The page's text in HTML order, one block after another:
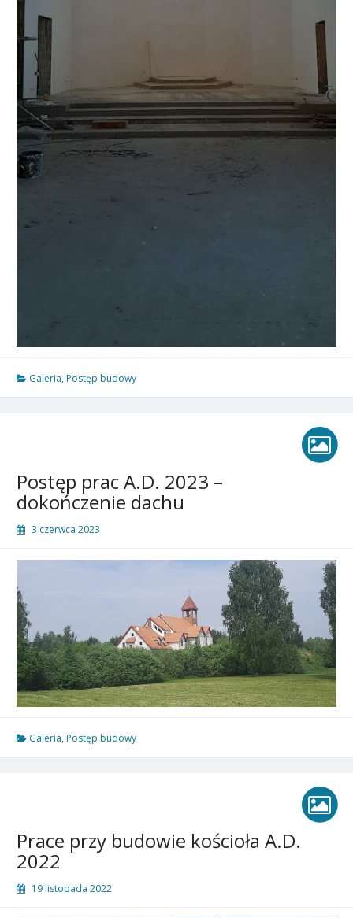
Galeria, Postęp budowy
Postęp prac A.D. 2023 –
dokończenie dachu
3 czerwca 2023
Galeria, Postęp budowy
Prace przy budowie kościoła A.D.
2022
19 listopada 2022